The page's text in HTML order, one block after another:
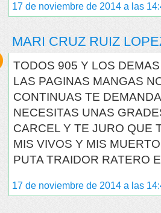
17 de noviembre de 2014 a las
MARI CRUZ RUIZ
TODOS 905 Y LOS
LAS PAGINAS MANGAS
CONTINUAS TE
NECESITAS UNAS
CARCEL Y TE JURO QUE
MIS VIVOS Y MIS
PUTA TRAIDOR RATERO
17 de noviembre de 2014 a las